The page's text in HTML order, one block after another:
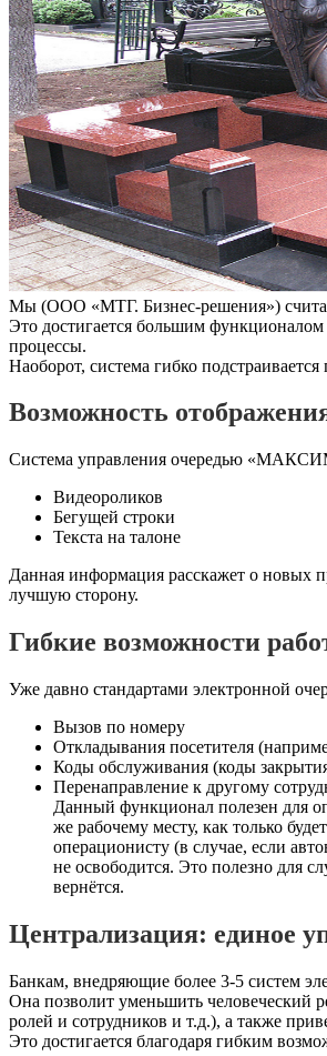
Мы (ООО «МТГ. Бизнес-решения»)
Это достигается большим функционалом
процессы.
Наоборот, система гибко подстраивается
Возможность
Система управления очередью
Видеороликов
Бегущей строки
Текста на талоне
Данная информация расскажет о новых
лучшую сторону.
Гибкие возможности
Уже давно стандартами электронной
Вызов по номеру
Откладывания посетителя
Коды обслуживания (коды
Перенаправление к другому
Данный функционал полезен для
же рабочему месту, как только
операционисту (в случае, если
не освободится. Это полезно для
вернётся.
Централизация: единое
Банкам, внедряющие более 3-5 систем
Она позволит уменьшить человеческий
ролей и сотрудников и т.д.), а также
Это достигается благодаря гибким